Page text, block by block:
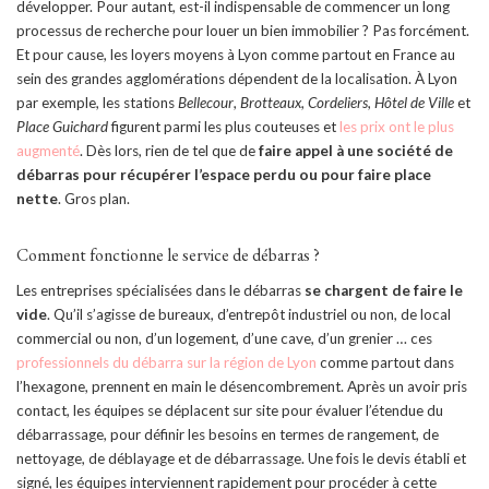
développer. Pour autant, est-il indispensable de commencer un long
processus de recherche pour louer un bien immobilier ? Pas forcément.
Et pour cause, les loyers moyens à Lyon comme partout en France au
sein des grandes agglomérations dépendent de la localisation. À Lyon
par exemple, les stationsBellecour, Brotteaux, Cordeliers, Hôtel de Villeet
Place Guichardfigurent parmi les plus couteuses et les prix ont le plus
augmenté. Dès lors, rien de tel que defaire appel à une société de
débarras pour récupérer l’espace perdu ou pour faire place
nette. Gros plan.
Comment fonctionne le service de débarras ?
Les entreprises spécialisées dans le débarras se chargent de faire le
vide. Qu’il s’agisse de bureaux, d’entrepôt industriel ou non, de local
commercial ou non, d’un logement, d’une cave, d’un grenier … ces
professionnels du débarra sur la région de Lyon comme partout dans
l’hexagone, prennent en main le désencombrement. Après un avoir pris
contact, les équipes se déplacent sur site pour évaluer l’étendue du
débarrassage, pour définir les besoins en termes de rangement, de
nettoyage, de déblayage et de débarrassage. Une fois le devis établi et
signé, les équipes interviennent rapidement pour procéder à cette